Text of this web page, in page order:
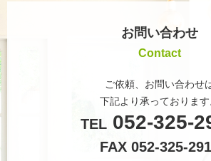
お問い合わせ
Contact
ご依頼、お問い合わせ
下記より承っております
TEL052-325-
FAX 052-325-